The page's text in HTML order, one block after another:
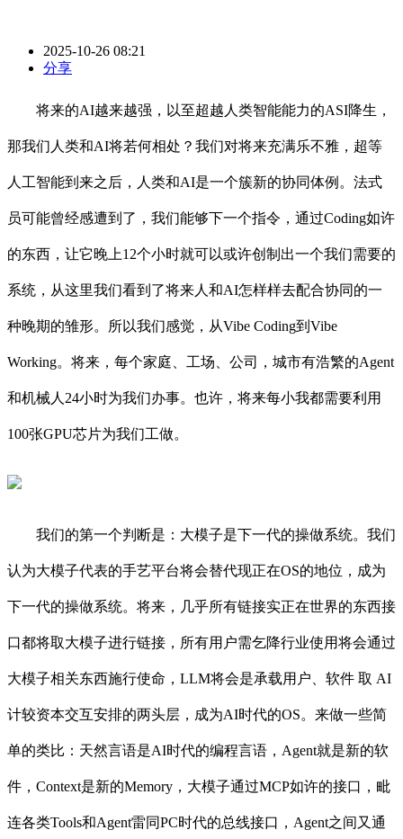
2025-10-26 08:21
分享
将来的AI越来越强，以至超越人类智能能力的ASI降生，
那我们人类和AI将若何相处？我们对将来充满乐不雅，超等
人工智能到来之后，人类和AI是一个簇新的协同体例。法式
员可能曾经感遭到了，我们能够下一个指令，通过Coding如许
的东西，让它晚上12个小时就可以或许创制出一个我们需要的
系统，从这里我们看到了将来人和AI怎样样去配合协同的一
种晚期的雏形。所以我们感觉，从Vibe Coding到Vibe
Working。将来，每个家庭、工场、公司，城市有浩繁的Agent
和机械人24小时为我们办事。也许，将来每小我都需要利用
100张GPU芯片为我们工做。
我们的第一个判断是：大模子是下一代的操做系统。我们
认为大模子代表的手艺平台将会替代现正在OS的地位，成为
下一代的操做系统。将来，几乎所有链接实正在世界的东西接
口都将取大模子进行链接，所有用户需乞降行业使用将会通过
大模子相关东西施行使命，LLM将会是承载用户、软件 取 AI
计较资本交互安排的两头层，成为AI时代的OS。来做一些简
单的类比：天然言语是AI时代的编程言语，Agent就是新的软
件，Context是新的Memory，大模子通过MCP如许的接口，毗
连各类Tools和Agent雷同PC时代的总线接口，Agent之间又通